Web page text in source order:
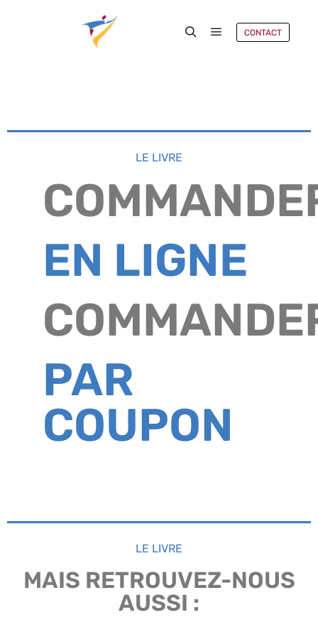
CONTACT
LE LIVRE
EN LIGNE
PAR
COUPON
LE LIVRE
MAIS RETROUVEZ-NOUS
AUSSI :